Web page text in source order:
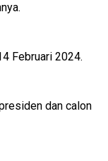
Februari 2024.
dan calon